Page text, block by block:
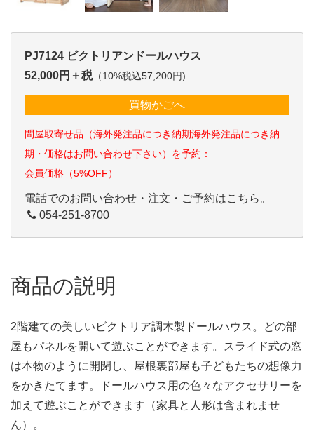
PJ7124 ビクトリアンドールハウス
52,000円＋税（10%税込57,200円)
買物かごへ
問屋取寄せ品（海外発注品につき納期海外発注品につき納
期・価格はお問い合わせ下さい）を予約：
会員価格（5%OFF）
電話でのお問い合わせ・注文・ご予約はこちら。
054-251-8700
商品の説明
2階建ての美しいビクトリア調木製ドールハウス。どの部
屋もパネルを開いて遊ぶことができます。スライド式の窓
は本物のように開閉し、屋根裏部屋も子どもたちの想像力
をかきたてます。ドールハウス用の色々なアクセサリーを
加えて遊ぶことができます（家具と人形は含まれませ
ん）。